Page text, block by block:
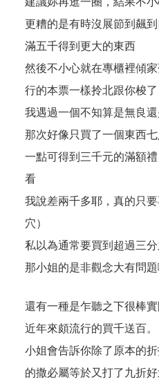
更糟的是有時沒展節到飆
滿五千得到更大的東西
然後不小心就在專櫃裡傾
行的本票一樣拎北跟你梭了
我遇過一個不知算是無良
那次好像只買了一個東西
一點可得到三千元的滿額
看
我說差兩千多耶，真的只
穴）
私以為通常要買到超過三
那小姐的是非觀念大有問題
還有一種是乍聽之下很棒
近年來頗流行的買千送百。
小姐會告訴你除了原本的
的撒必屬等於又打了九折